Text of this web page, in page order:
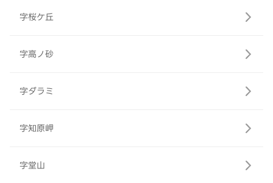
字桜ケ丘
字高ノ砂
字ダラミ
字知原岬
字堂山